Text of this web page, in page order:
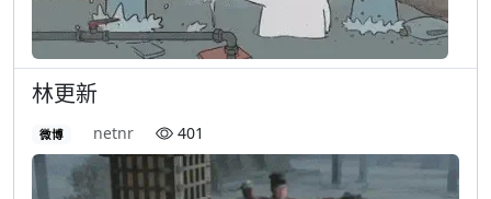
林更新
微博 netnr 401